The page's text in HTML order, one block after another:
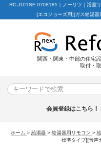
RC-J101SE 0708185｜ノーリツ｜浴室
[エコジョーズ用][ガス給湯
関西・関東・中部の住宅
取付・
会員登録はこちら
ホーム > 給湯器 > 給湯器用リモコン >
標準タイプ][音声